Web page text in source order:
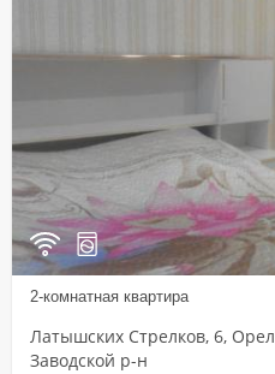
2-комнатная квартира
Латышских Стрелков, 6, Орел
Заводской р-н